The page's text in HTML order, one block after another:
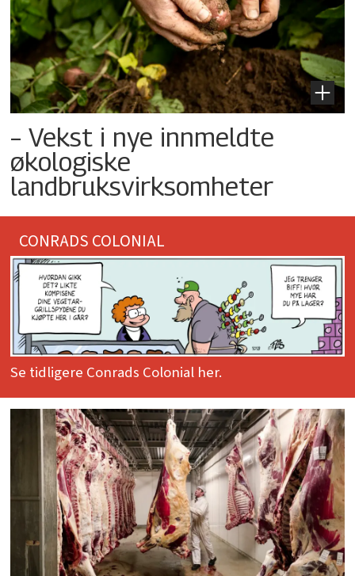
– Vekst i nye innmeldte
økologiske
landbruksvirksomheter
CONRADS COLONIAL
Se tidligere Conrads Colonial her.